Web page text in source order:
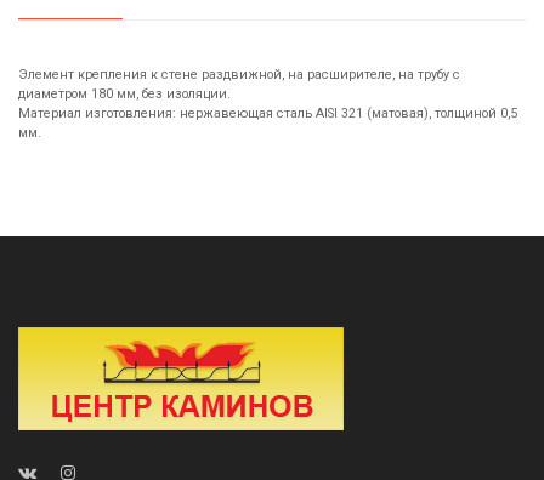
Элемент крепления к стене раздвижной, на расширителе, на трубу с
диаметром 180 мм, без изоляции.
Материал изготовления: нержавеющая сталь AISI 321 (матовая), толщиной 0,5
мм.